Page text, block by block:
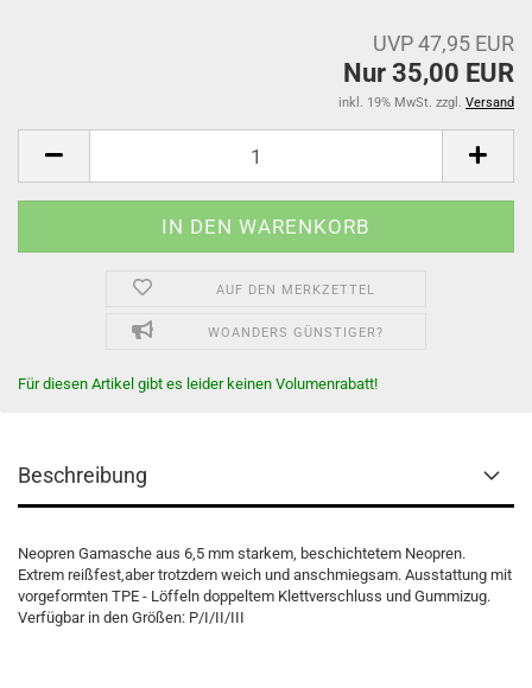
UVP 47,95 EUR
Nur 35,00 EUR
inkl. 19% MwSt. zzgl. Versand
AUF DEN MERKZETTEL
WOANDERS GÜNSTIGER?
Für diesen Artikel gibt es leider keinen Volumenrabatt!
Beschreibung
Neopren Gamasche aus 6,5 mm starkem, beschichtetem Neopren.
Extrem reißfest,aber trotzdem weich und anschmiegsam. Ausstattung mit
vorgeformten TPE - Löffeln doppeltem Klettverschluss und Gummizug.
Verfügbar in den Größen: P/I/II/III